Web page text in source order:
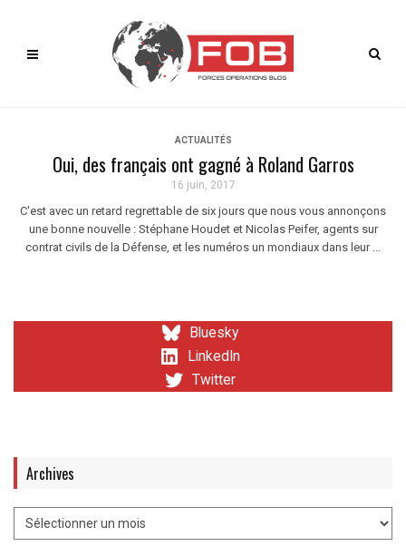
ACTUALITÉS
Oui, des français ont gagné à Roland Garros
16 juin, 2017
C'est avec un retard regrettable de six jours que nous vous annonçons
une bonne nouvelle : Stéphane Houdet et Nicolas Peifer, agents sur
contrat civils de la Défense, et les numéros un mondiaux dans leur ...
Bluesky
LinkedIn
Twitter
Archives